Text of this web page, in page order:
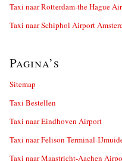
Taxi naar Rotterdam-the Hague
Taxi naar Schiphol Airport
Pagina’s
Sitemap
Taxi Bestellen
Taxi naar Eindhoven Airport
Taxi naar Felison Terminal-
Taxi naar Maastricht-Aachen